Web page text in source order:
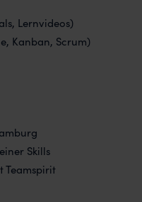
Lernvideos)
Kanban, Scrum)
Skills
Teamspirit